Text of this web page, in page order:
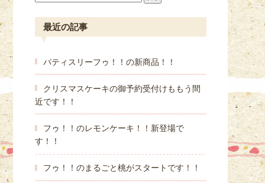
最近の記事
パティスリーフゥ！！の新商品！！
クリスマスケーキの御予約受付けももう間
近です！！
フゥ！！のレモンケーキ！！新登場で
す！！
フゥ！！のまるごと桃がスタートです！！